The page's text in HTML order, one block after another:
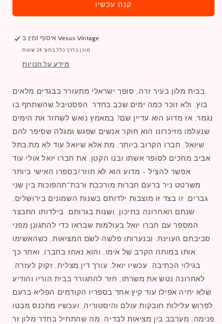
קנה עכשיו
איסוף זמין בVesus Vintage
מוכן בדרך כלל בתוך 24 שעות
מידע על חנויות
בבית מלון בעיר זרה, סופר ישראלי מתעורר בבגדים מלאים
בוץ, ולא זוכר כמה ימים שכב בחדר. הפסטיבל שהשתתף בו
נגמר, אז מדוע הוא עדיין שם? במאמץ נואש לשחזר את הימים
שנעלמו מזיכרונו הוא חוקר אנשים שפגש ומגלה שסיפר להם
שיואל, חברו הקרוב ביותר, מת.אלא שיואל עוד לא מת.בתל
אביב מחכים לסופר אשתו ובנו הקטן, את חברו יואל אולי עוד
אפשר להציל - מדוע הוא לא חוזר?בספרו האישי ביותר
משרטט ניר ברעם חברות מורכבת ורבת־תהפוכות בין שני
גברים. זו בצד זו מוצבות ילדותם בשנות השמונים בירושלים,
שנתם האחרונה בתיכון, ושנות בגרותם. בילדותו התבצר
המספר עם חברו יואל בעולמות שבראו כדי להתגונן מפני
סביבתם העוינת, ובנערותו פלשה לשם המציאות, כשהאשימו
אותו במותה הקרב של אימו, והוא נאחז בחברו, ואחר כך
בגילוי הכתיבה. עכשיו יואל, עורך דין מצליח, זקוק לעזרה.
לאחרונה נטש את משרתו, חזר להתגורר בבית הוריו והודיע
שלא יחיה אפילו עוד קיץ אחד.בספריו הקודמים הפליא ברעם
לפרוש עלילות חובקות עולם והיסטוריה, ועכשיו מתכנס מבטו
פנימה, מערבב בין מציאוּת לבדיה. מה שהתחיל בחדר מלון זר